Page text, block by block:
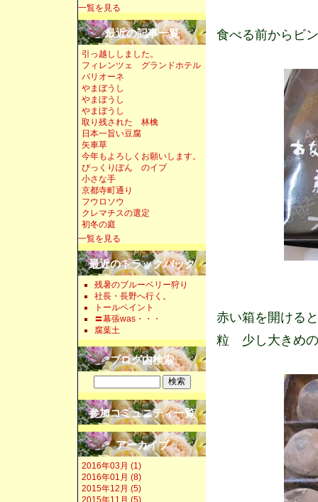
食べる前からビ
赤い箱を開ける
粒 少し大きめ
一覧を見る
最近の記事一覧
引っ越ししました。
フィレンツェ グランドホテル
バリオーネ
やまぼうし
やまぼうし
やまぼうし
取り残された 林檎
日本一旨い豆腐
矢車草
今年もよろしくお願いします。
びっくりぽん のイブ
小さな手
京都寺町通り
フウロソウ
クレマチスの選定
初冬の庭
一覧を見る
最近のトラックバック
残暑のブルーベリー狩り
社長・長野へ行く。
トールペイント
〓幕張was・・・
腐葉土
ブログ内検索
参加コミュニティ一覧
アーカイブ
2016年03月 (1)
2016年01月 (8)
2015年12月 (5)